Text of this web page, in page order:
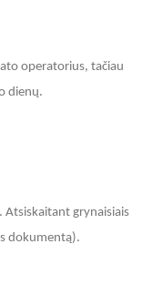
operatorius, tačiau
dienų.
Atsiskaitant grynaisiais
dokumentą).